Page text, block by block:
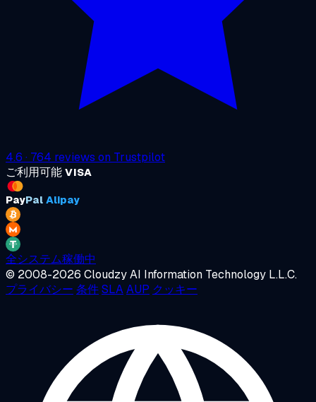
4.6 · 764 reviews on Trustpilot
ご利用可能 VISA
PayPal Alipay
全システム稼働中
© 2008-2026 Cloudzy AI Information Technology L.L.C.
プライバシー 条件SLAAUP クッキー